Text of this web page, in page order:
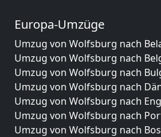
Europa-Umzüge
Umzug von Wolfsburg nach
Umzug von Wolfsburg nach
Umzug von Wolfsburg nach
Umzug von Wolfsburg nach
Umzug von Wolfsburg nach
Umzug von Wolfsburg nach
Umzug von Wolfsburg nach